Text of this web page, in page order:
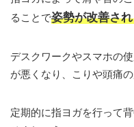
ることで姿勢が改善さ
デスクワークやスマホの
が悪くなり、こりや頭痛の
定期的に指ヨガを行って